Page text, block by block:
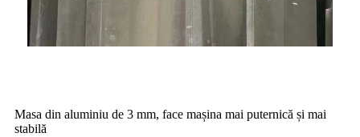
Masa din aluminiu de 3 mm, face mașina mai puternică și mai
stabilă